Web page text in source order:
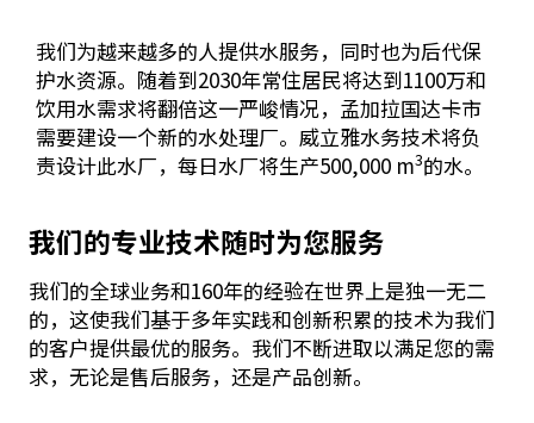
我们为越来越多的人提供水服务，同时也为后代保
护水资源。随着到2030年常住居民将达到1100万和
饮用水需求将翻倍这一严峻情况，孟加拉国达卡市
需要建设一个新的水处理厂。威立雅水务技术将负
责设计此水厂，每日水厂将生产500,000 m3的水。
我们的专业技术随时为您服务
我们的全球业务和160年的经验在世界上是独一无二
的，这使我们基于多年实践和创新积累的技术为我们
的客户提供最优的服务。我们不断进取以满足您的需
求，无论是售后服务，还是产品创新。